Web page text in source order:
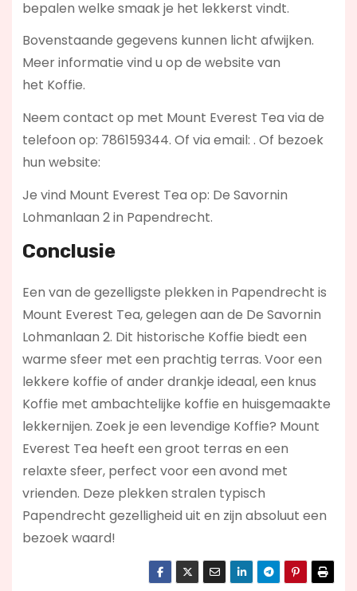
bepalen welke smaak je het lekkerst vindt.
Bovenstaande gegevens kunnen licht afwijken.
Meer informatie vind u op de website van
het Koffie.
Neem contact op met Mount Everest Tea via de
telefoon op: 786159344. Of via email: . Of bezoek
hun website:
Je vind Mount Everest Tea op: De Savornin
Lohmanlaan 2 in Papendrecht.
Conclusie
Een van de gezelligste plekken in Papendrecht is
Mount Everest Tea, gelegen aan de De Savornin
Lohmanlaan 2. Dit historische Koffie biedt een
warme sfeer met een prachtig terras. Voor een
lekkere koffie of ander drankje ideaal, een knus
Koffie met ambachtelijke koffie en huisgemaakte
lekkernijen. Zoek je een levendige Koffie? Mount
Everest Tea heeft een groot terras en een
relaxte sfeer, perfect voor een avond met
vrienden. Deze plekken stralen typisch
Papendrecht gezelligheid uit en zijn absoluut een
bezoek waard!